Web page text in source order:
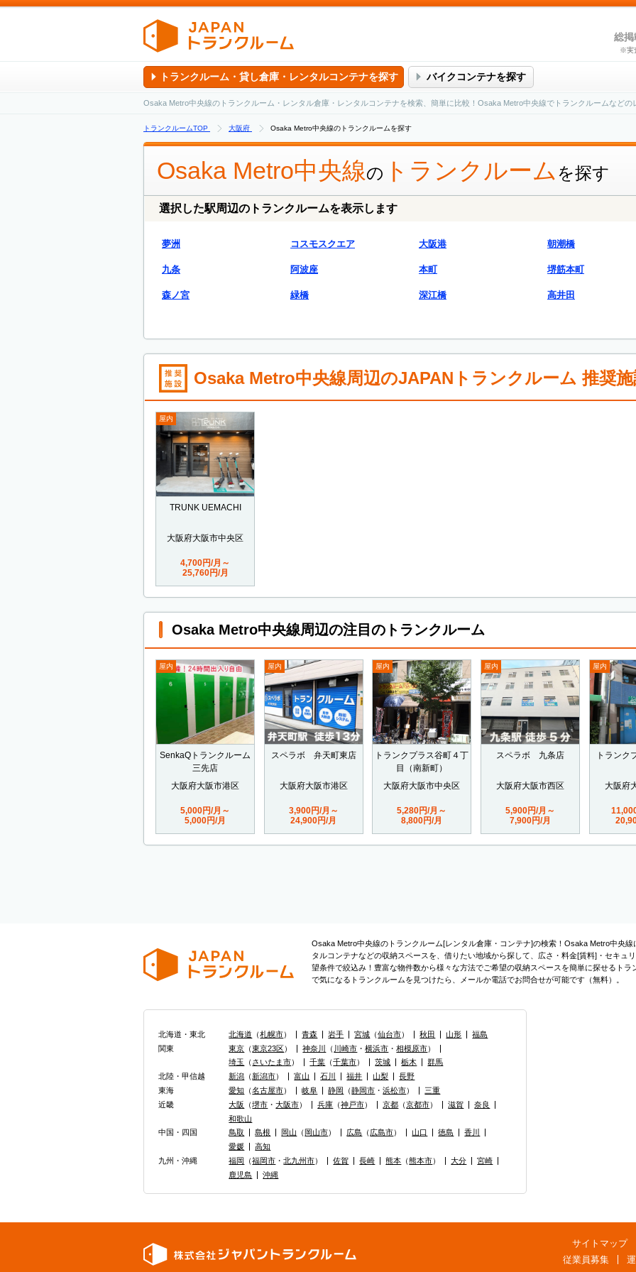
総
※実
トランクルーム・貸し倉庫・レンタルコンテナを探す バイクコンテナを探す
Osaka Metro中央線のトランクルーム・レンタル倉庫・レンタルコンテナを検索、簡単に比較！Osaka Metro中央線でトランクルームなどの
トランクルームTOP 大阪府 Osaka Metro中央線のトランクルームを探す
Osaka Metro中央線の トランクルーム を探す
選択した駅周辺のトランクルームを表示します
夢洲 コスモスクエア 大阪港 朝潮橋
九条 阿波座 本町 堺筋本町
森ノ宮 緑橋 深江橋 高井田
Osaka Metro中央線周辺のJAPANトランクルーム 推奨
屋内
TRUNK UEMACHI
大阪府大阪市中央区
4,700円/月～
25,760円/月
Osaka Metro中央線周辺の注目のトランクルーム
屋内
SenkaQトランクルーム
三先店
大阪府大阪市港区
5,000円/月～
5,000円/月
屋内
スペラボ 弁天町東店
大阪府大阪市港区
3,900円/月～
24,900円/月
屋内
トランクプラス谷町４丁
目（南新町）
大阪府大阪市中央区
5,280円/月～
8,800円/月
屋内
スペラボ 九条店
大阪府大阪市西区
5,900円/月～
7,900円/月
屋内
トランク
大阪府
Osaka Metro中央線のトランクルーム[レンタル倉庫・コンテナ]の検索！Osaka Metro中央
タルコンテナなどの収納スペースを、借りたい地域から探して、広さ・料金[賃料]・セキュ
望条件で絞込み！豊富な物件数から様々な方法でご希望の収納スペースを簡単に探せるト
で気になるトランクルームを見つけたら、メールか電話でお問合せが可能です（無料）。
北海道・東北 北海道 （札幌市） 青森 岩手 宮城 （仙台市） 秋田 山形
福島
関東
東京 （東京23区） 神奈川 （ 川崎市 ・横浜市 ・相模原市）
埼玉
（さいたま市） 千葉 （千葉市） 茨城 栃木
群馬
北陸・甲信越
新潟 （新潟市） 富山 石川 福井 山梨
長野
東海
愛知 （名古屋市） 岐阜 静岡 （静岡市 ・浜松市）
三重
近畿
大阪 （堺市 ・大阪市） 兵庫 （神戸市） 京都 （京都市） 滋賀
奈良
和歌山
中国・四国
鳥取 島根 岡山 （ 岡山市） 広島 （広島市） 山口 徳島
香川
愛媛
高知
九州・沖縄
福岡 （福岡市 ・北九州市） 佐賀 長崎 熊本 （熊本市） 大分
宮崎
鹿児島
沖縄
サイトマップ
従業員募集